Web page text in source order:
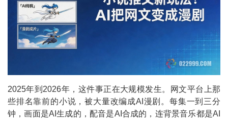
2025年到2026年，这件事正在大规模发生。网文平台上那
些排名靠前的小说，被大量改编成AI漫剧。每集一到三分
钟，画面是AI生成的，配音是AI合成的，连背景音乐都是AI